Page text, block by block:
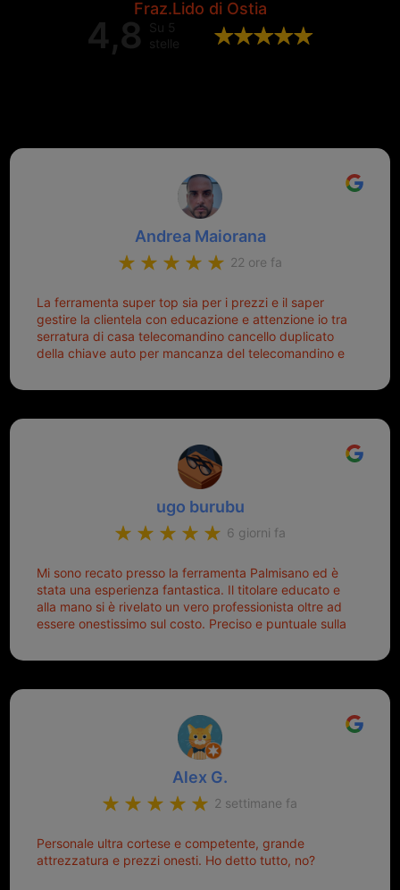
Fraz.Lido di Ostia
4,8
Su 5
stelle
Andrea Maiorana
22 ore fa
La ferramenta super top sia per i prezzi e il saper
gestire la clientela con educazione e attenzione io tra
serratura di casa telecomandino cancello duplicato
della chiave auto per mancanza del telecomandino e
meglio ferramenta de ostia e poi il prorietario il signor
ugo burubu
6 giorni fa
Mi sono recato presso la ferramenta Palmisano ed è
stata una esperienza fantastica. Il titolare educato e
alla mano si è rivelato un vero professionista oltre ad
essere onestissimo sul costo. Preciso e puntuale sulla
Alex G.
2 settimane fa
Personale ultra cortese e competente, grande
attrezzatura e prezzi onesti. Ho detto tutto, no?